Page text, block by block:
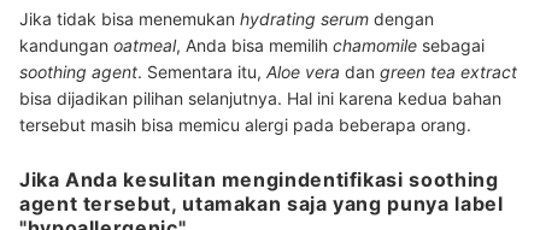
Jika tidak bisa menemukan hydrating serum dengan
kandungan oatmeal, Anda bisa memilih chamomile sebagai
soothing agent. Sementara itu, Aloe vera dan green tea extract
bisa dijadikan pilihan selanjutnya. Hal ini karena kedua bahan
tersebut masih bisa memicu alergi pada beberapa orang.
Jika Anda kesulitan mengindentifikasi soothing
agent tersebut, utamakan saja yang punya label